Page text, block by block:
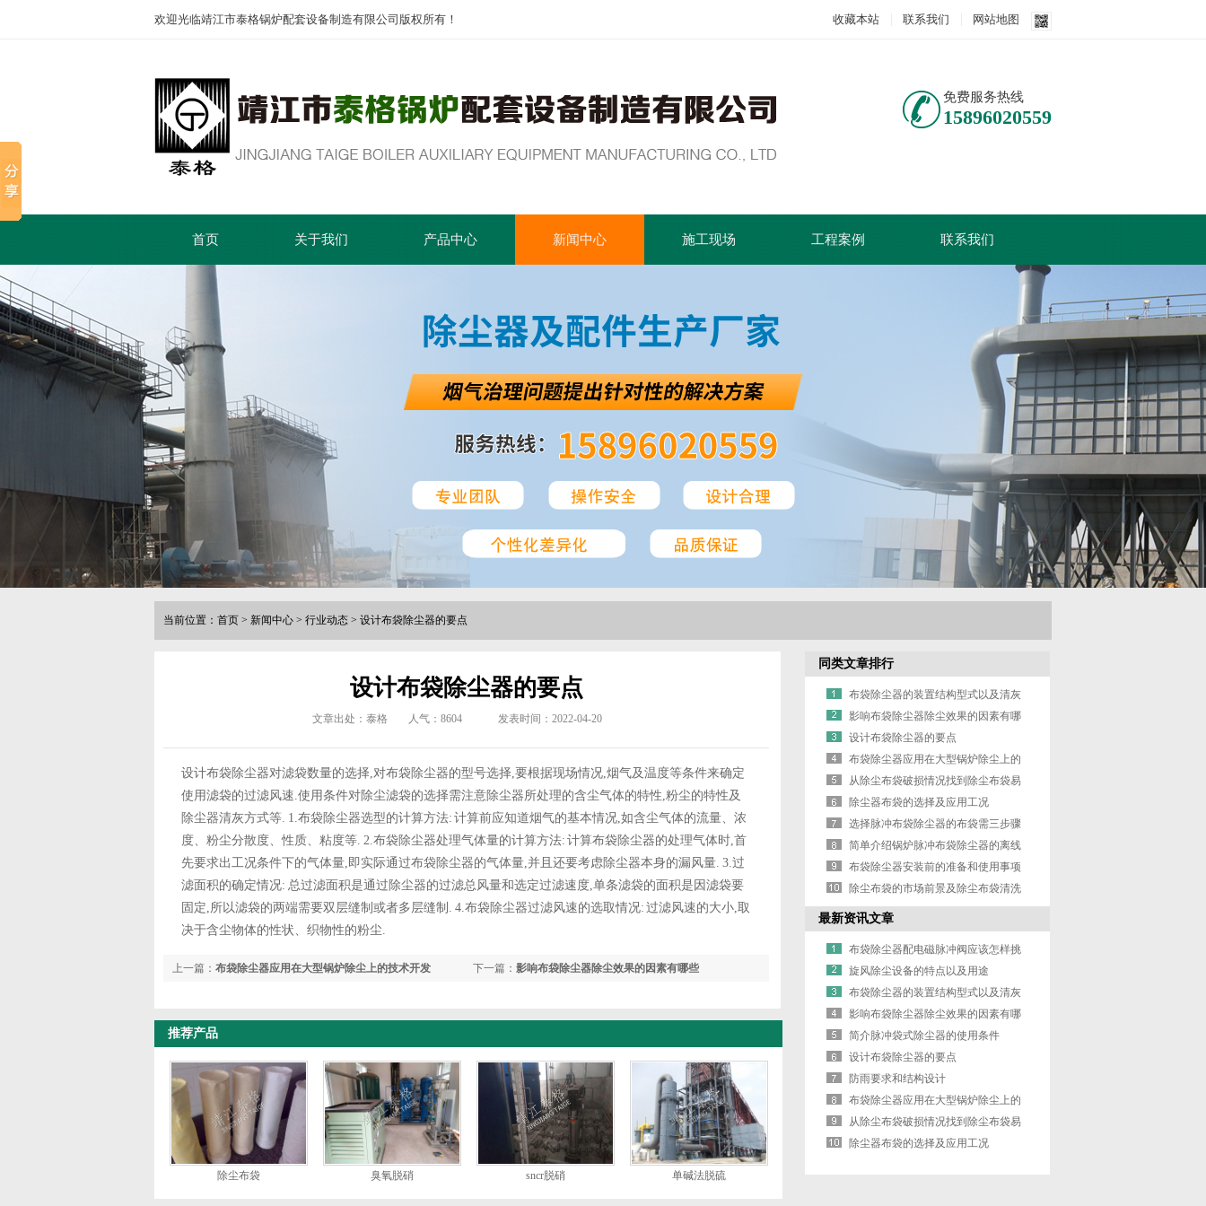
欢迎光临靖江市泰格锅炉配套设备制造有限公司版权所有！ 收藏本站 联系我们 网站地图
免费服务热线
15896020559
首页 关于我们 产品中心 新闻中心 施工现场 工程案例 联系我们
当前位置： 首页 > 新闻中心 > 行业动态 > 设计布袋除尘器的要点
设计布袋除尘器的要点
文章出处：泰格 人气： 8604 发表时间：2022-04-20
设计布袋除尘器对滤袋数量的选择,对布袋除尘器的型号选择,要根据现场情况,烟气及温度等条件来确定
使用滤袋的过滤风速.使用条件对除尘滤袋的选择需注意除尘器所处理的含尘气体的特性,粉尘的特性及
除尘器清灰方式等. 1.布袋除尘器选型的计算方法: 计算前应知道烟气的基本情况,如含尘气体的流量、浓
度、粉尘分散度、性质、粘度等. 2.布袋除尘器处理气体量的计算方法: 计算布袋除尘器的处理气体时,首
先要求出工况条件下的气体量,即实际通过布袋除尘器的气体量,并且还要考虑除尘器本身的漏风量. 3.过
滤面积的确定情况: 总过滤面积是通过除尘器的过滤总风量和选定过滤速度,单条滤袋的面积是因滤袋要
固定,所以滤袋的两端需要双层缝制或者多层缝制. 4.布袋除尘器过滤风速的选取情况: 过滤风速的大小,取
决于含尘物体的性状、织物性的粉尘.
下一篇： 影响布袋除尘器除尘效果的因素有哪些
上一篇： 布袋除尘器应用在大型锅炉除尘上的技术开发
推荐产品
除尘布袋 臭氧脱硝 sncr脱硝 单碱法脱硫
同类文章排行
布袋除尘器的装置结构型式以及清灰
方法
影响布袋除尘器除尘效果的因素有哪
些
设计布袋除尘器的要点
布袋除尘器应用在大型锅炉除尘上的
技术开发
从除尘布袋破损情况找到除尘布袋易
损原因
除尘器布袋的选择及应用工况
选择脉冲布袋除尘器的布袋需三步骤
简单介绍锅炉脉冲布袋除尘器的离线
清灰
布袋除尘器安装前的准备和使用事项
除尘布袋的市场前景及除尘布袋清洗
步骤
最新资讯文章
布袋除尘器配电磁脉冲阀应该怎样挑
选
旋风除尘设备的特点以及用途
布袋除尘器的装置结构型式以及清灰
方法
影响布袋除尘器除尘效果的因素有哪
些
简介脉冲袋式除尘器的使用条件
设计布袋除尘器的要点
防雨要求和结构设计
布袋除尘器应用在大型锅炉除尘上的
技术开发
从除尘布袋破损情况找到除尘布袋易
损原因
除尘器布袋的选择及应用工况